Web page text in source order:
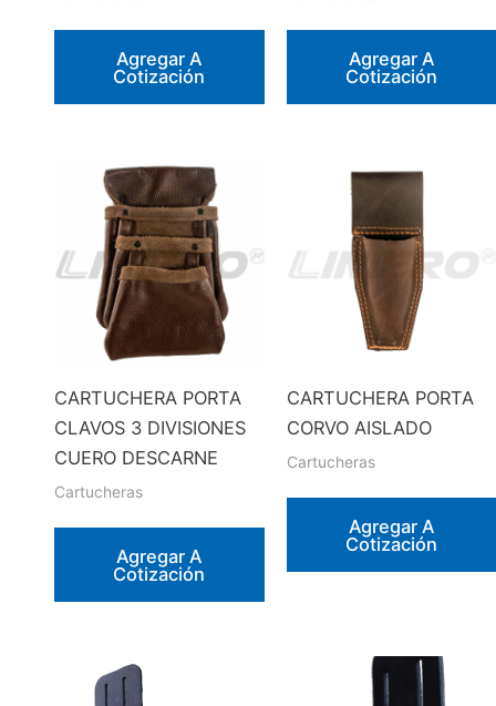
Agregar A
Cotización
Agregar A
Cotización
CARTUCHERA PORTA
CLAVOS 3 DIVISIONES
CUERO DESCARNE
Cartucheras
Agregar A
Cotización
CARTUCHERA PORTA
CORVO AISLADO
Cartucheras
Agregar A
Cotización